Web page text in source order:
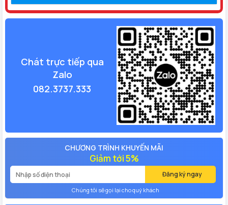
Chát trực tiếp qua
Zalo
082.3737.333
CHƯƠNG TRÌNH KHUYẾN MÃI
Giảm tới 5%
Đăng ký ngay
Chúng tôi sẽ gọi lại cho quý khách